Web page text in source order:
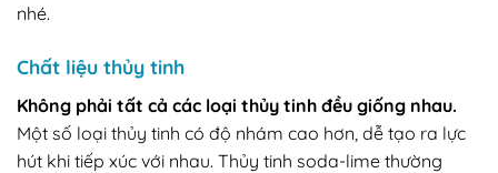
nhé.
Chất liệu thủy tinh
Không phải tất cả các loại thủy tinh đều giống nhau.
Một số loại thủy tinh có độ nhám cao hơn, dễ tạo ra lực
hút khi tiếp xúc với nhau. Thủy tinh soda-lime thường